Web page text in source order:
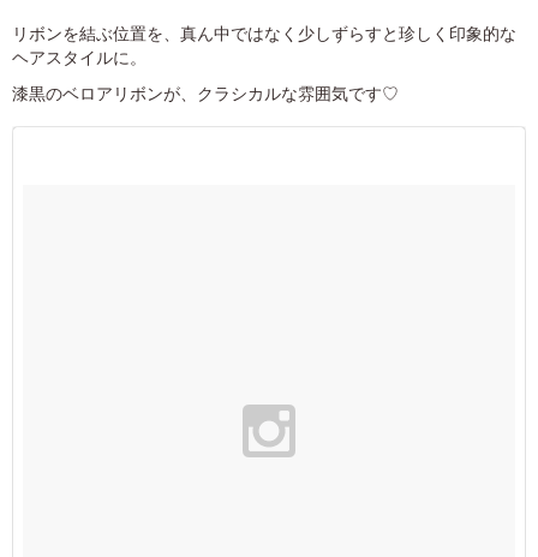
リボンを結ぶ位置を、真ん中ではなく少しずらすと珍しく印象的な
ヘアスタイルに。
漆黒のベロアリボンが、クラシカルな雰囲気です♡